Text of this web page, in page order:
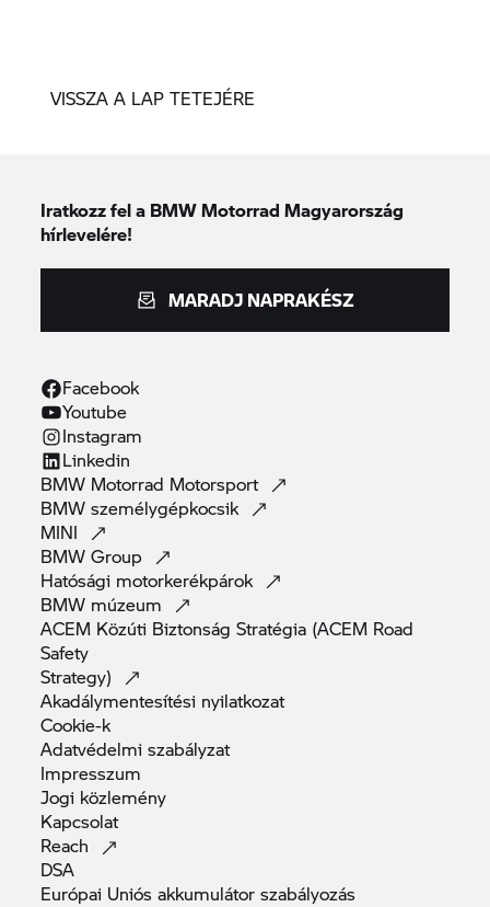
VISSZA A LAP TETEJÉRE
Iratkozz fel a BMW Motorrad Magyarország
hírlevelére!
MARADJ NAPRAKÉSZ
Facebook
Youtube
Instagram
Linkedin
BMW Motorrad Motorsport
BMWszemélygépkocsik
MINI
BMWGroup
Hatósági motorkerékpárok
BMW múzeum
ACEM Közúti Biztonság Stratégia (ACEM Road
Safety
Strategy)
Akadálymentesítési nyilatkozat
Cookie-k
Adatvédelmiszabályzat
Impresszum
Jogi közlemény
Kapcsolat
Reach
DSA
Európai Uniós akkumulátorszabályozás